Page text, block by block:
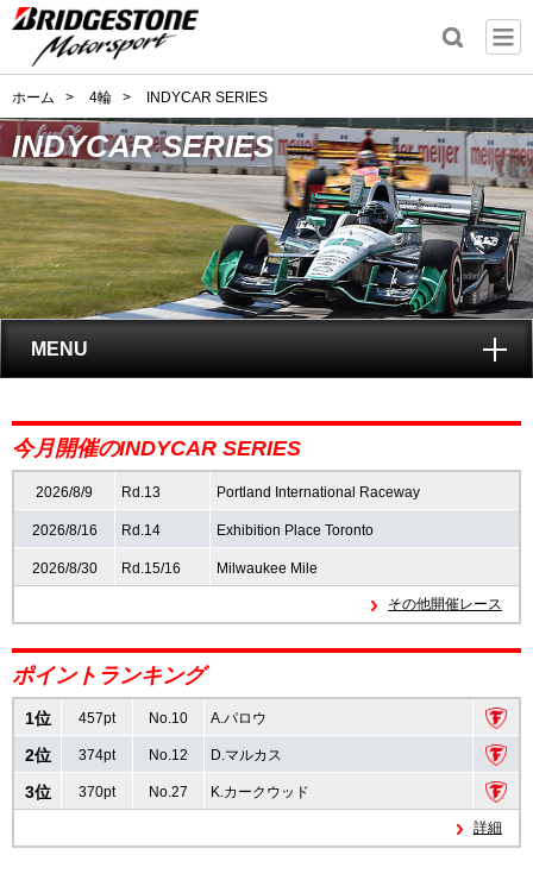
ホーム > 4輪 > INDYCAR SERIES
INDYCAR SERIES
MENU
INDYCAR SERIESとは?
レポート
速報
レース開催スケジュール
ポイントランキング
今月開催のINDYCAR SERIES
その他開催レース
2026/8/9 Rd.13 Portland International Raceway
2026/8/16 Rd.14 Exhibition Place Toronto
2026/8/30 Rd.15/16 Milwaukee Mile
ポイントランキング
詳細
1位 457pt No.10 A.パロウ
2位 374pt No.12 D.マルカス
3位 370pt No.27 K.カークウッド